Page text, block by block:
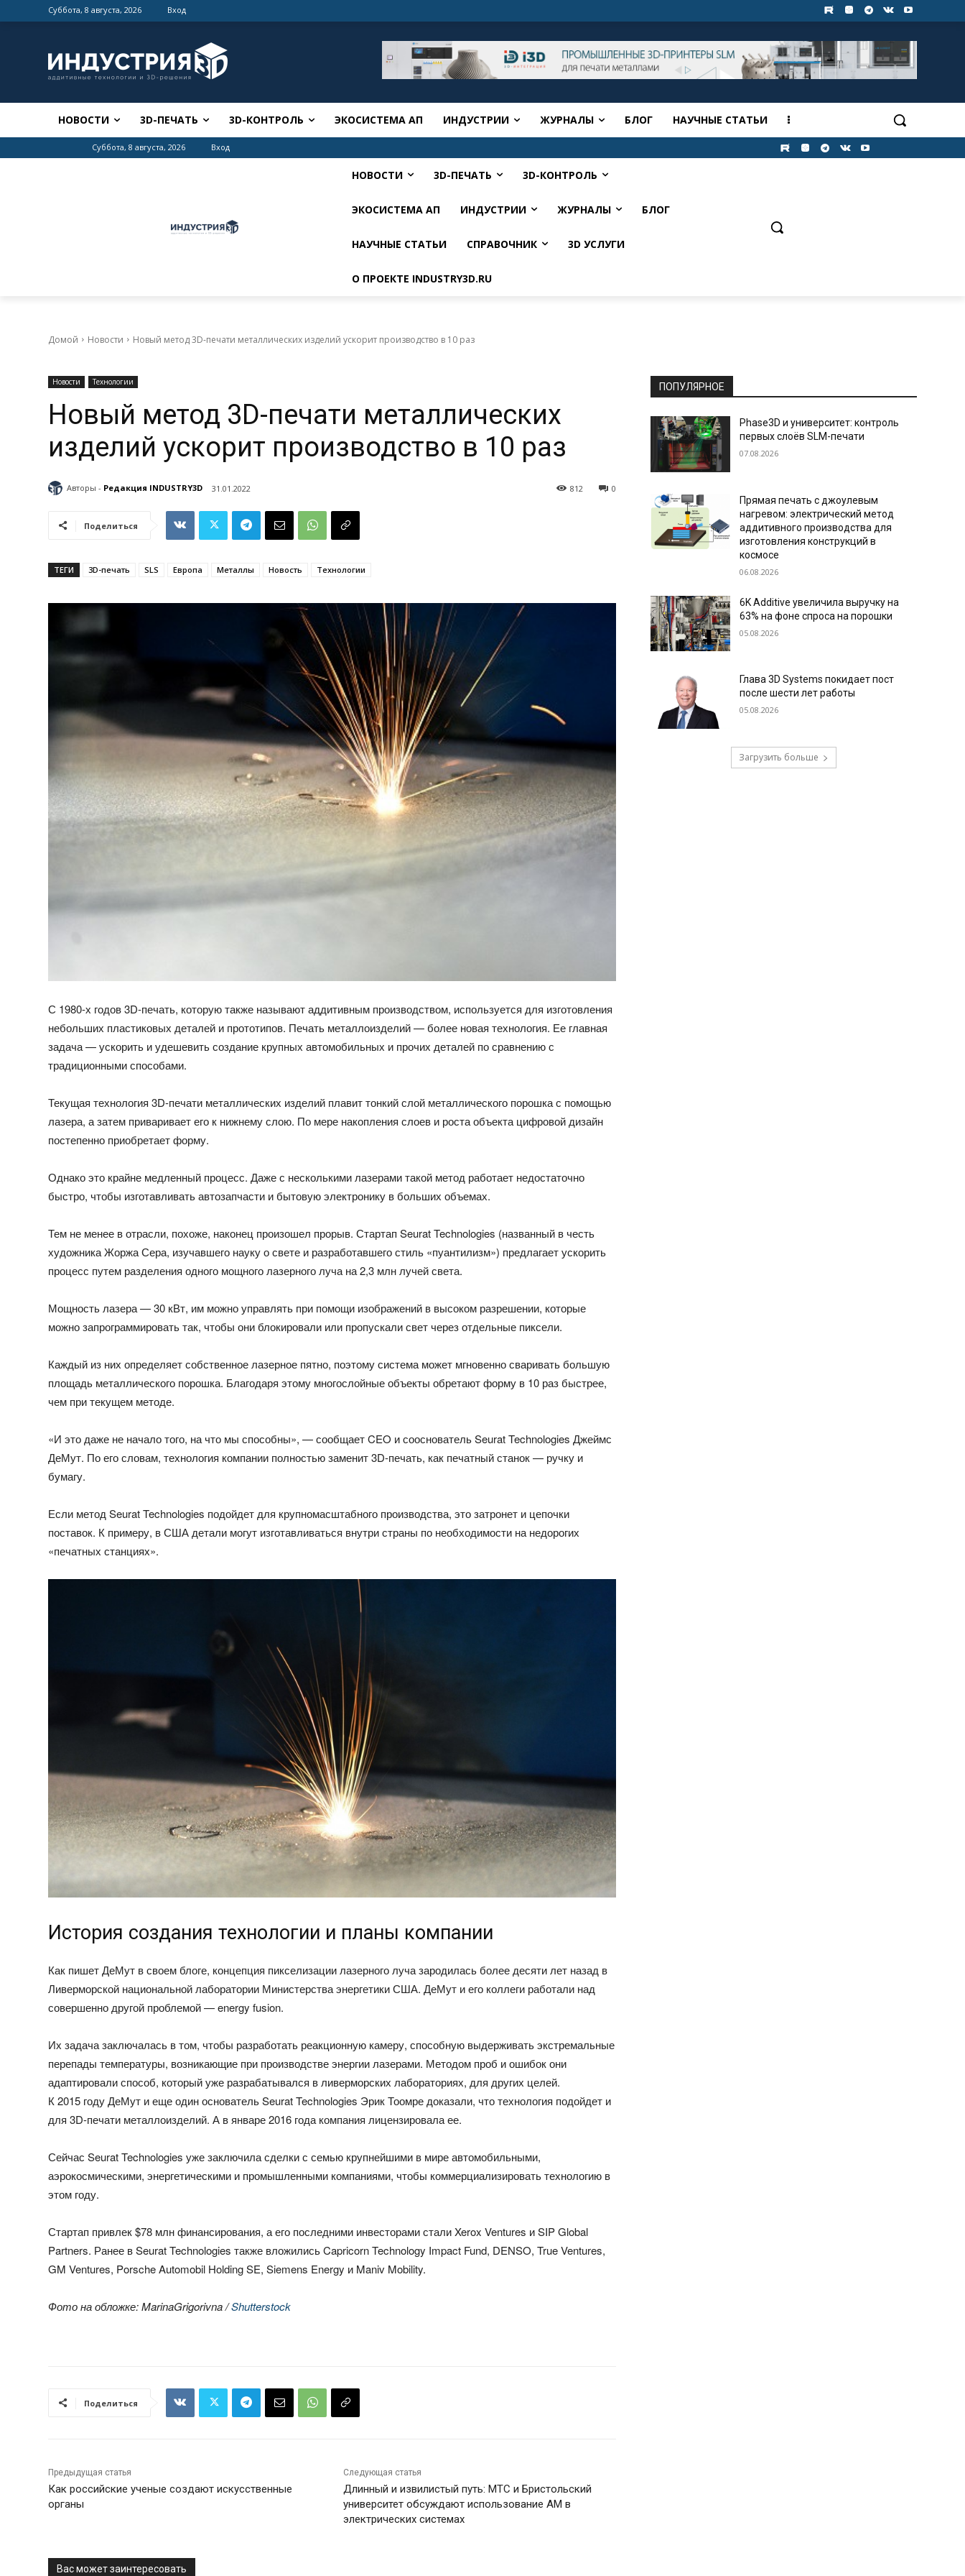
Суббота, 8 августа, 2026 Вход
НОВОСТИ 3D-ПЕЧАТЬ 3D-КОНТРОЛЬ ЭКОСИСТЕМА АП ИНДУСТРИИ ЖУРНАЛЫ БЛОГ НАУЧНЫЕ СТАТЬИ
Суббота, 8 августа, 2026 Вход
НОВОСТИ 3D-ПЕЧАТЬ 3D-КОНТРОЛЬ
ЭКОСИСТЕМА АП ИНДУСТРИИ ЖУРНАЛЫ БЛОГ
НАУЧНЫЕ СТАТЬИ СПРАВОЧНИК 3D УСЛУГИ
О ПРОЕКТЕ INDUSTRY3D.RU
Домой Новости Новый метод 3D-печати металлических изделий ускорит производство в 10 раз
Новости Технологии
Новый метод 3D-печати металлических
изделий ускорит производство в 10 раз
Авторы - Редакция INDUSTRY3D 31.01.2022 0
812
Поделиться
ТЕГИ 3D-печать SLS Европа Металлы Новость Технологии
С 1980-х годов 3D-печать, которую также называют аддитивным производством, используется для изготовления
небольших пластиковых деталей и прототипов. Печать металлоизделий — более новая технология. Ее главная
задача — ускорить и удешевить создание крупных автомобильных и прочих деталей по сравнению с
традиционными способами.
Текущая технология 3D-печати металлических изделий плавит тонкий слой металлического порошка с помощью
лазера, а затем приваривает его к нижнему слою. По мере накопления слоев и роста объекта цифровой дизайн
постепенно приобретает форму.
Однако это крайне медленный процесс. Даже с несколькими лазерами такой метод работает недостаточно
быстро, чтобы изготавливать автозапчасти и бытовую электронику в больших объемах.
Тем не менее в отрасли, похоже, наконец произошел прорыв. Стартап Seurat Technologies (названный в честь
художника Жоржа Сера, изучавшего науку о свете и разработавшего стиль «пуантилизм») предлагает ускорить
процесс путем разделения одного мощного лазерного луча на 2,3 млн лучей света.
Мощность лазера — 30 кВт, им можно управлять при помощи изображений в высоком разрешении, которые
можно запрограммировать так, чтобы они блокировали или пропускали свет через отдельные пиксели.
Каждый из них определяет собственное лазерное пятно, поэтому система может мгновенно сваривать большую
площадь металлического порошка. Благодаря этому многослойные объекты обретают форму в 10 раз быстрее,
чем при текущем методе.
«И это даже не начало того, на что мы способны», — сообщает CEO и сооснователь Seurat Technologies Джеймс
ДеМут. По его словам, технология компании полностью заменит 3D-печать, как печатный станок — ручку и
бумагу.
Если метод Seurat Technologies подойдет для крупномасштабного производства, это затронет и цепочки
поставок. К примеру, в США детали могут изготавливаться внутри страны по необходимости на недорогих
«печатных станциях».
История создания технологии и планы компании
Как пишет ДеМут в своем блоге, концепция пикселизации лазерного луча зародилась более десяти лет назад в
Ливерморской национальной лаборатории Министерства энергетики США. ДеМут и его коллеги работали над
совершенно другой проблемой — energy fusion.
Их задача заключалась в том, чтобы разработать реакционную камеру, способную выдерживать экстремальные
перепады температуры, возникающие при производстве энергии лазерами. Методом проб и ошибок они
адаптировали способ, который уже разрабатывался в ливерморских лабораториях, для других целей.
К 2015 году ДеМут и еще один основатель Seurat Technologies Эрик Тоомре доказали, что технология подойдет и
для 3D-печати металлоизделий. А в январе 2016 года компания лицензировала ее.
Сейчас Seurat Technologies уже заключила сделки с семью крупнейшими в мире автомобильными,
аэрокосмическими, энергетическими и промышленными компаниями, чтобы коммерциализировать технологию в
этом году.
Стартап привлек $78 млн финансирования, а его последними инвесторами стали Xerox Ventures и SIP Global
Partners. Ранее в Seurat Technologies также вложились Capricorn Technology Impact Fund, DENSO, True Ventures,
GM Ventures, Porsche Automobil Holding SE, Siemens Energy и Maniv Mobility.
Фото на обложке: MarinaGrigorivna /Shutterstock
Поделиться
Предыдущая статья
Как российские ученые создают искусственные
органы
Следующая статья
Длинный и извилистый путь: MTC и Бристольский
университет обсуждают использование АМ в
электрических системах
Вас может заинтересовать
ПОПУЛЯРНОЕ
Phase3D и университет: контроль
первых слоёв SLM-печати
07.08.2026
Прямая печать с джоулевым
нагревом: электрический метод
аддитивного производства для
изготовления конструкций в
космосе
06.08.2026
6K Additive увеличила выручку на
63% на фоне спроса на порошки
05.08.2026
Глава 3D Systems покидает пост
после шести лет работы
05.08.2026
Загрузить больше